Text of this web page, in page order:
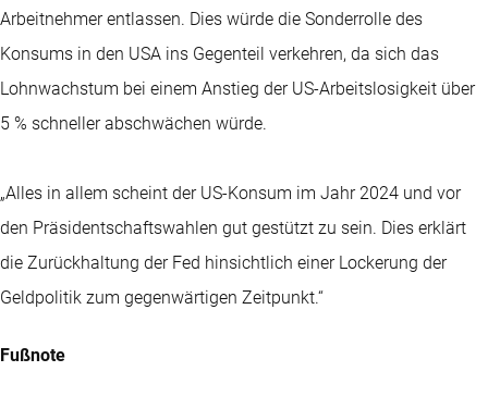
Arbeitnehmer entlassen. Dies würde die Sonderrolle des
Konsums in den USA ins Gegenteil verkehren, da sich das
Lohnwachstum bei einem Anstieg der US-Arbeitslosigkeit über
5 % schneller abschwächen würde.
„Alles in allem scheint der US-Konsum im Jahr 2024 und vor
den Präsidentschaftswahlen gut gestützt zu sein. Dies erklärt
die Zurückhaltung der Fed hinsichtlich einer Lockerung der
Geldpolitik zum gegenwärtigen Zeitpunkt.“
Fußnote